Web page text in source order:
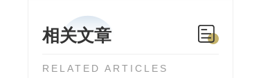
相关文章
RELATED ARTICLES